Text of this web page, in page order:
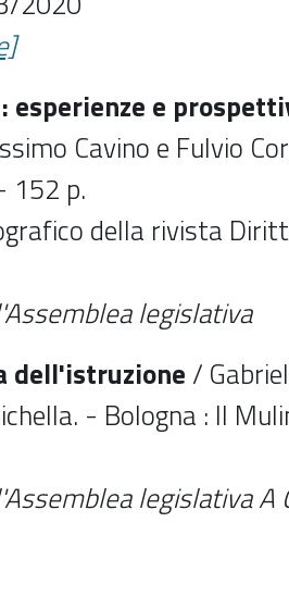
: esperienze e
Cavino e Fulvio
152 p.
della rivista
legislativa
dell'istruzione /
- Bologna : Il
legislativa A